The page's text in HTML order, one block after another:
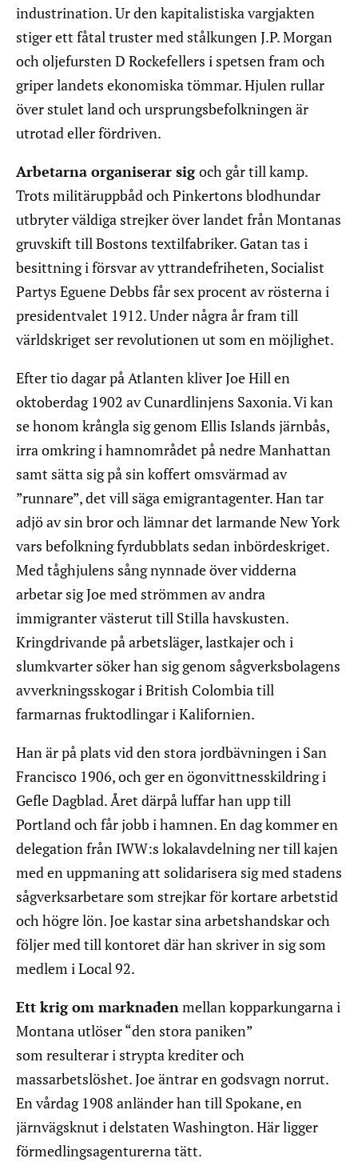
industrination. Ur den kapitalistiska vargjakten
stiger ett fåtal truster med stålkungen J.P. Morgan
och oljefursten D Rockefellers i spetsen fram och
griper landets ekonomiska tömmar. Hjulen rullar
över stulet land och ursprungsbefolkningen är
utrotad eller fördriven.
Arbetarna organiserar sigoch går till kamp.
Trots militäruppbåd och Pinkertons blodhundar
utbryter väldiga strejker över landet från Montanas
gruvskift till Bostons textilfabriker. Gatan tas i
besittning i försvar av yttrandefriheten, Socialist
Partys Eguene Debbs får sex procent av rösterna i
presidentvalet 1912. Under några år fram till
världskriget ser revolutionen ut som en möjlighet.
Efter tio dagar på Atlanten kliver Joe Hill en
oktoberdag 1902 av Cunardlinjens Saxonia. Vi kan
se honom krångla sig genom Ellis Islands järnbås,
irra omkring i hamnområdet på nedre Manhattan
samt sätta sig på sin koffert omsvärmad av
”runnare”, det vill säga emigrantagenter. Han tar
adjö av sin bror och lämnar det larmande New York
vars befolkning fyrdubblats sedan inbördeskriget.
Med tåghjulens sång nynnade över vidderna
arbetar sig Joe med strömmen av andra
immigranter västerut till Stilla havskusten.
Kringdrivande på arbetsläger, lastkajer och i
slumkvarter söker han sig genom sågverksbolagens
avverkningsskogar i British Colombia till
farmarnas fruktodlingar i Kalifornien.
Han är på plats vid den stora jordbävningen i San
Francisco 1906, och ger en ögonvittnesskildring i
Gefle Dagblad. Året därpå luffar han upp till
Portland och får jobb i hamnen. En dag kommer en
delegation från IWW:s lokalavdelning ner till kajen
med en uppmaning att solidarisera sig med stadens
sågverksarbetare som strejkar för kortare arbetstid
och högre lön. Joe kastar sina arbetshandskar och
följer med till kontoret där han skriver in sig som
medlem i Local 92.
Ett krig om marknadenmellan kopparkungarna i
Montana utlöser “den stora paniken”
som resulterar i strypta krediter och
massarbetslöshet. Joe äntrar en godsvagn norrut.
En vårdag 1908 anländer han till Spokane, en
järnvägsknut i delstaten Washington. Här ligger
förmedlingsagenturerna tätt.